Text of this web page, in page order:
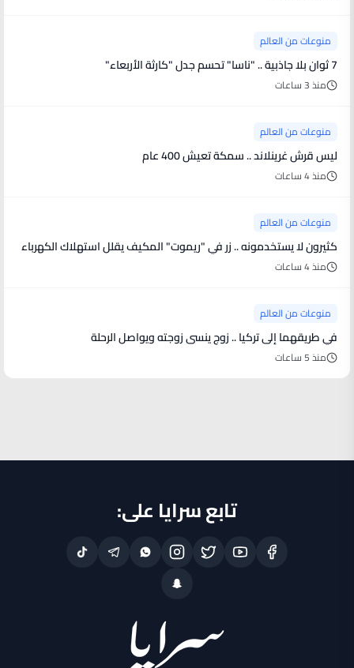
منوعات من العالم
7 ثوان بلا جاذبية .. "ناسا" تحسم جدل "كارثة الأربعاء"
منذ 3 ساعات
منوعات من العالم
ليس قرش غرينلاند .. سمكة تعيش 400 عام
منذ 4 ساعات
منوعات من العالم
كثيرون لا يستخدمونه .. زر في "ريموت" المكيف يقلل استهلاك الكهرباء
منذ 4 ساعات
منوعات من العالم
في طريقهما إلى تركيا .. زوج ينسى زوجته ويواصل الرحلة
منذ 5 ساعات
تابع سرايا على: